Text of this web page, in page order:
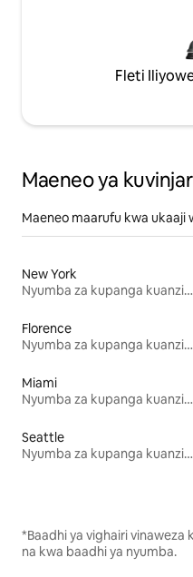
Fleti
Maeneo ya
Maeneo maarufu kwa ukaaji
New York
Nyumba za kupanga kuanzia mwezi mmoja
Florence
Nyumba za kupanga kuanzia mwezi mmoja
Miami
Nyumba za kupanga kuanzia mwezi mmoja
Seattle
Nyumba za kupanga kuanzia mwezi mmoja
*Baadhi ya vighairi
na kwa baadhi ya nyumba.